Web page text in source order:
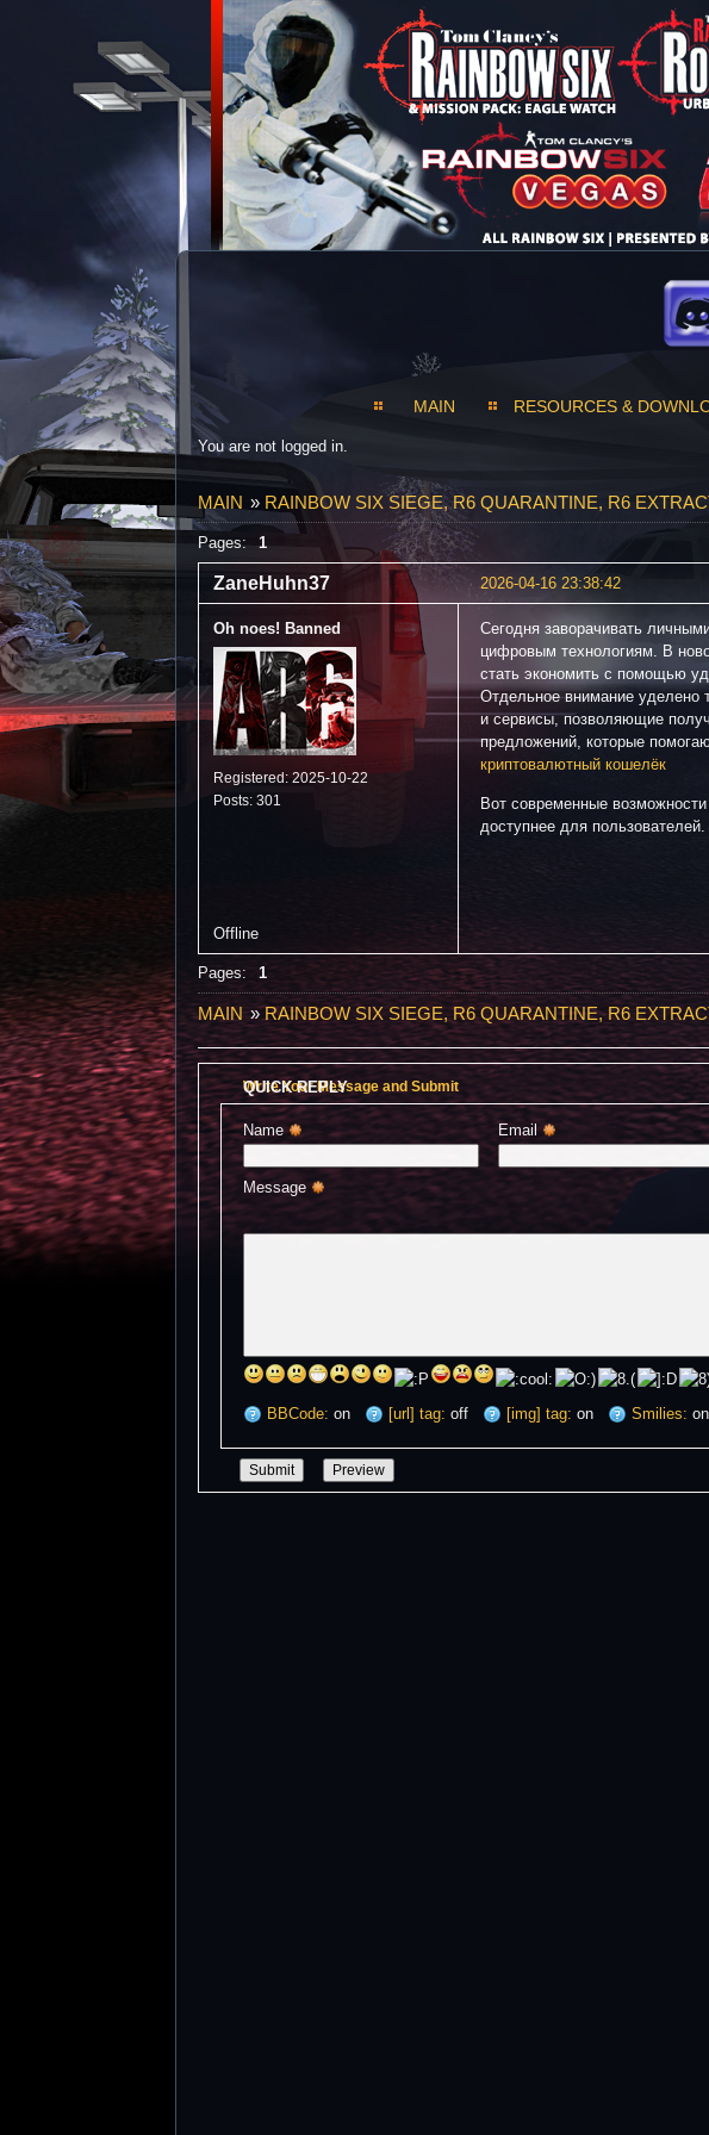
MAIN RESOURCES &
You are not logged in.
MAIN » RAINBOW SIX SIEGE, R6 QUARANTINE, R6
Pages: 1
2026-04-16 23:38:42
ZaneHuhn37
Oh noes! Banned
Registered: 2025-10-22
Posts: 301
Сегодня заворачивать
цифровым технологиям. В
стать экономить с помощью
Отдельное внимание уделено
и сервисы, позволяющие
предложений, которые
криптовалютный кошелёк
Вот современные
доступнее для пользователей.
Offline
Pages: 1
MAIN »RAINBOW SIX SIEGE, R6 QUARANTINE, R6
QUICK REPLY
Write Your Message and Submit
Name Email
Message
BBCode: on [url] tag: off [img] tag: on Smilies: on